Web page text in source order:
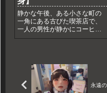
静かな午後、ある小さな町の
一角にある古びた喫茶店で、
一人の男性が静かにコーヒー
を飲んでいた。彼の名は高橋
喫茶店で過ごすのが彼の楽し
みだった。しかし、今日はい
つも...
永遠